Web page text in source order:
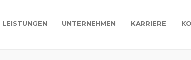
LEISTUNGEN UNTERNEHMEN KARRIERE